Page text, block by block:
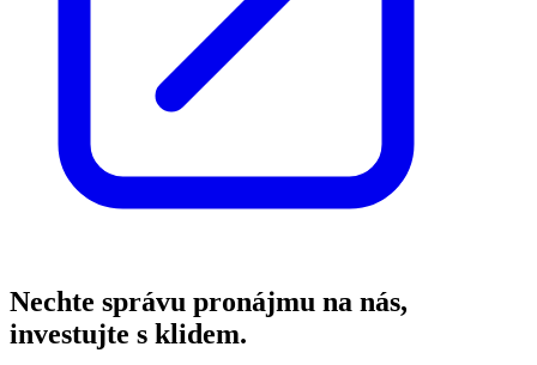
Nechte správu pronájmu na nás,
investujte s klidem.